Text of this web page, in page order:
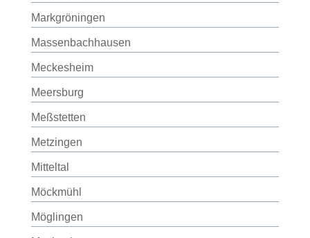
Markgröningen
Massenbachhausen
Meckesheim
Meersburg
Meßstetten
Metzingen
Mitteltal
Möckmühl
Möglingen